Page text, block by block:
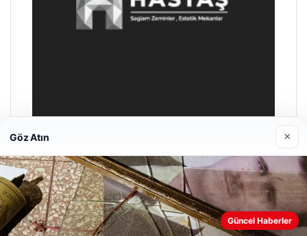
Prenses Night Club
Nisan 29, 2026
Web sitemizi nasıl kullandığınızı daha iyi anlayabilmek,
Göz Atın ×
Güncel Haberler